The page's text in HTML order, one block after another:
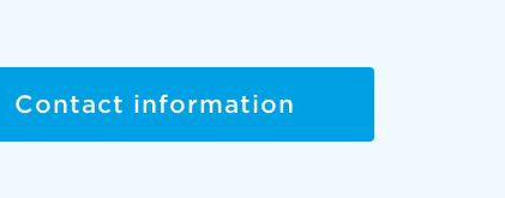
Contact information